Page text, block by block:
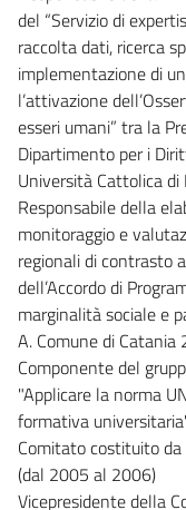
del “Servizio di
raccolta dati, ricerca
implementazione di
l’attivazione
esseri umani” tra la
Dipartimento per i
Università Cattolica
Responsabile della
monitoraggio e
regionali di contrasto
dell’Accordo di
marginalità sociale e
A. Comune di
Componente del
"Applicare la norma
formativa
Comitato costituito da
(dal 2005 al 2006)
Vicepresidente della